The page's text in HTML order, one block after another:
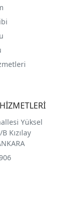
Yüksel
Kızılay